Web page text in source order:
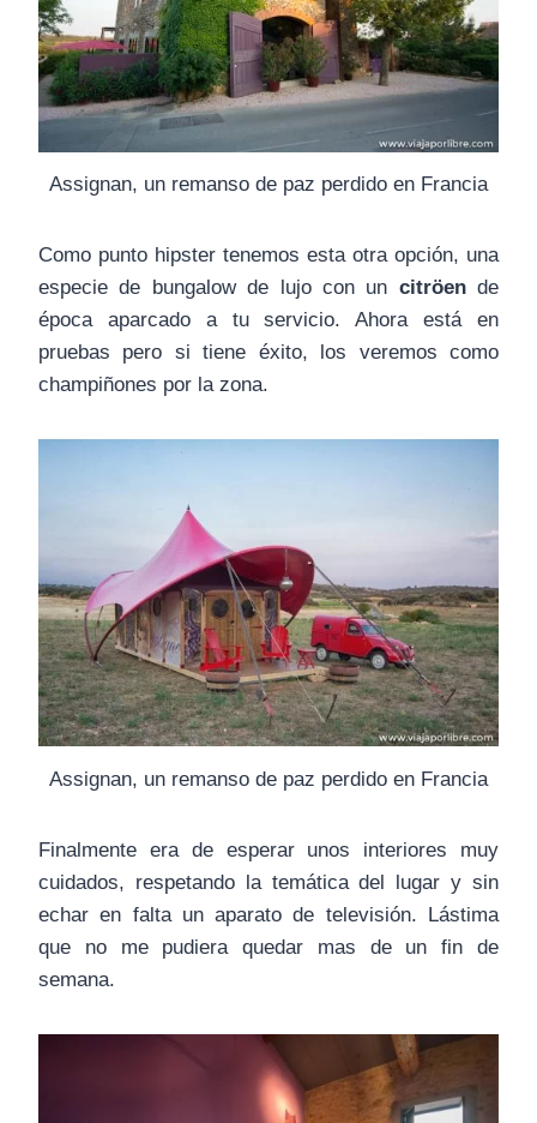
Assignan, un remanso de paz perdido en Francia
Como punto hipster tenemos esta otra opción, una
especie de bungalow de lujo con un citröende
época aparcado a tu servicio. Ahora está en
pruebas pero si tiene éxito, los veremos como
champiñones por la zona.
Assignan, un remanso de paz perdido en Francia
Finalmente era de esperar unos interiores muy
cuidados, respetando la temática del lugar y sin
echar en falta un aparato de televisión. Lástima
que no me pudiera quedar mas de un fin de
semana.